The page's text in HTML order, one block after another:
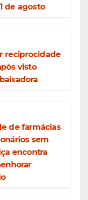
de agosto
reciprocidade
visto
de farmácias
sem
encontra